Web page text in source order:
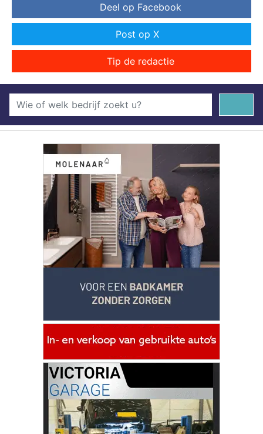
Deel op Facebook
Post op X
Tip de redactie